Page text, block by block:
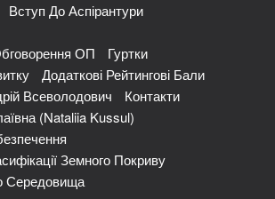
Вступ До Аспірантури
ОП
Гуртки
Додаткові Рейтингові Бали
Всеволодович
Контакти
(Nataliia Kussul)
Земного Покриву
Середовища